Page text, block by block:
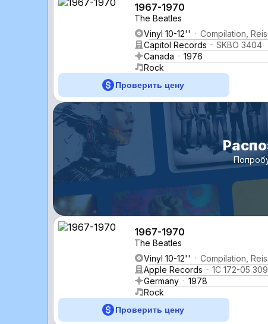
1967-1970
The Beatles
Vinyl 10-12''
Compilation,
Capitol Records
SKBO 3404
Canada
1976
Rock
Проверить цену
1967-1970
The Beatles
Vinyl 10-12''
Compilation,
Apple Records
1C 172-05
Germany
1978
Rock
Проверить цену